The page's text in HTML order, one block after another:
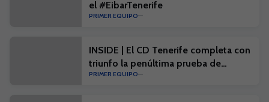
el #EibarTenerife
PRIMER EQUIPO
INSIDE | El CD Tenerife completa con
triunfo la penúltima prueba de
pretemporada
PRIMER EQUIPO